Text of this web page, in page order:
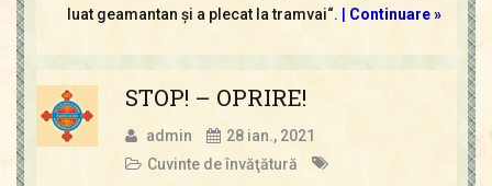
luat geamantan şi a plecat la tramvai“. | Continuare »
STOP! – OPRIRE!
admin
28 ian., 2021
Cuvinte de învăţătură